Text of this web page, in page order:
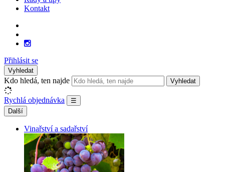
Kontakt
Přihlásit se
Vyhledat
Kdo hledá, ten najde Vyhledat
Rychlá objednávka
☰
Další
Vinařství a sadařství